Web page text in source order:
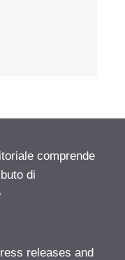
comprende
di
releases and